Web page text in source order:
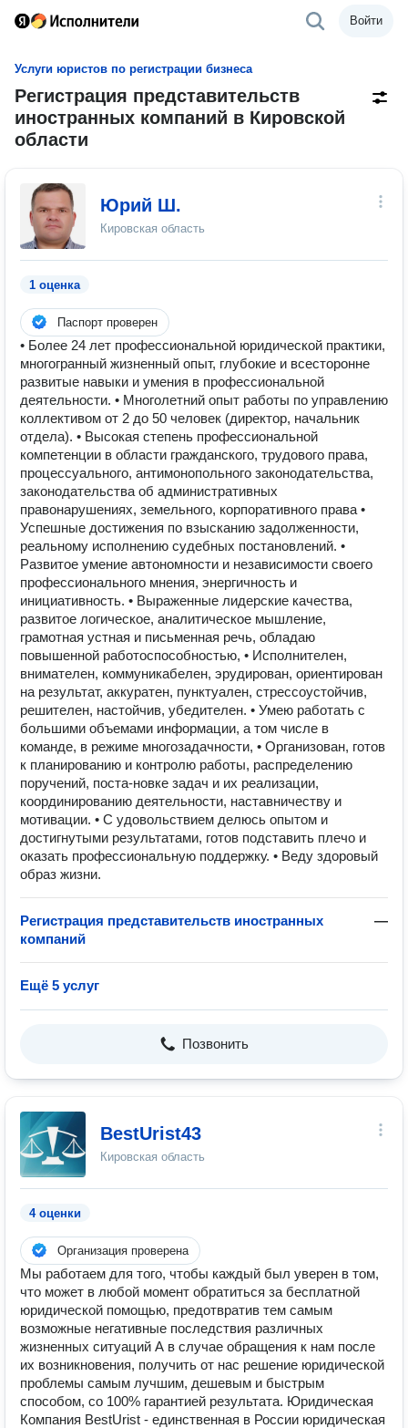
Войти
Услуги юристов по регистрации бизнеса
Регистрация представительств
иностранных компаний в Кировской
области
Юрий Ш.
Кировская область
1 оценка
Паспорт проверен
• Более 24 лет профессиональной юридической практики,
многогранный жизненный опыт, глубокие и всесторонне
развитые навыки и умения в профессиональной
деятельности. • Многолетний опыт работы по управлению
коллективом от 2 до 50 человек (директор, начальник
отдела). • Высокая степень профессиональной
компетенции в области гражданского, трудового права,
процессуального, антимонопольного законодательства,
законодательства об административных
правонарушениях, земельного, корпоративного права •
Успешные достижения по взысканию задолженности,
реальному исполнению судебных постановлений. •
Развитое умение автономности и независимости своего
профессионального мнения, энергичность и
инициативность. • Выраженные лидерские качества,
развитое логическое, аналитическое мышление,
грамотная устная и письменная речь, обладаю
повышенной работоспособностью, • Исполнителен,
внимателен, коммуникабелен, эрудирован, ориентирован
на результат, аккуратен, пунктуален, стрессоустойчив,
решителен, настойчив, убедителен. • Умею работать с
большими объемами информации, а том числе в
команде, в режиме многозадачности, • Организован, готов
к планированию и контролю работы, распределению
поручений, поста-новке задач и их реализации,
координированию деятельности, наставничеству и
мотивации. • С удовольствием делюсь опытом и
достигнутыми результатами, готов подставить плечо и
оказать профессиональную поддержку. • Веду здоровый
образ жизни.
Регистрация представительств иностранных
компаний
—
Ещё 5 услуг
Позвонить
BestUrist43
Кировская область
4 оценки
Организация проверена
Мы работаем для того, чтобы каждый был уверен в том,
что может в любой момент обратиться за бесплатной
юридической помощью, предотвратив тем самым
возможные негативные последствия различных
жизненных ситуаций А в случае обращения к нам после
их возникновения, получить от нас решение юридической
проблемы самым лучшим, дешевым и быстрым
способом, со 100% гарантией результата. Юридическая
Компания BestUrist - единственная в России юридическая